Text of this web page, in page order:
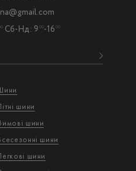
шини
шини
шини
шини
Сб-Нд: 9 00-16 00